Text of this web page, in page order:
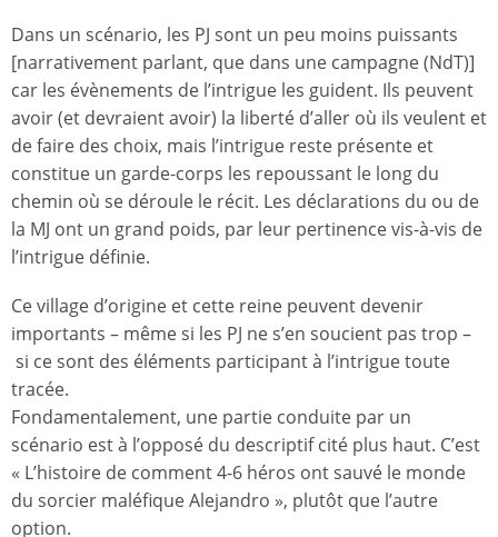
Dans un scénario, les PJ sont un peu moins puissants
[narrativement parlant, que dans une campagne (NdT)]
car les évènements de l’intrigue les guident. Ils peuvent
avoir (et devraient avoir) la liberté d’aller où ils veulent et
de faire des choix, mais l’intrigue reste présente et
constitue un garde-corps les repoussant le long du
chemin où se déroule le récit. Les déclarations du ou de
la MJ ont un grand poids, par leur pertinence vis-à-vis de
l’intrigue définie.
Ce village d’origine et cette reine peuvent devenir
importants – même si les PJ ne s’en soucient pas trop –
si ce sont des éléments participant à l’intrigue toute
tracée.
Fondamentalement, une partie conduite par un
scénario est à l’opposé du descriptif cité plus haut. C’est
« L’histoire de comment 4-6 héros ont sauvé le monde
du sorcier maléfique Alejandro », plutôt que l’autre
option.